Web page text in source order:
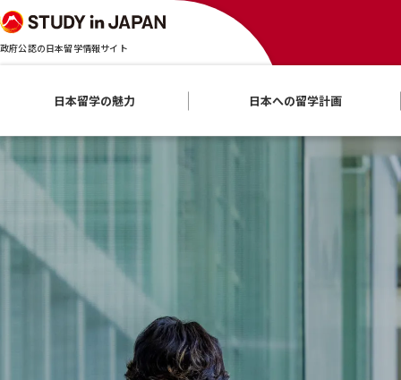
政府公認の日本留学情報サイト
日本留学の魅力 日本への留学計画